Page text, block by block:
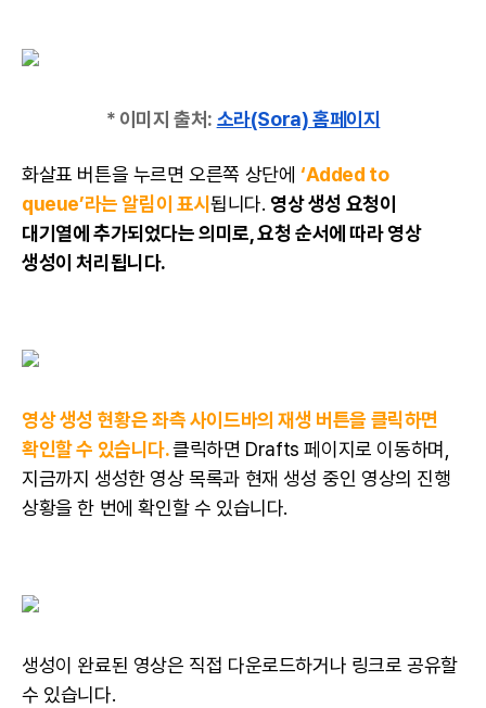
* 이미지 출처: 소라(Sora) 홈페이지
화살표 버튼을 누르면 오른쪽 상단에 ‘Added to
queue’라는 알림이 표시됩니다. 영상 생성 요청이
대기열에 추가되었다는 의미로, 요청 순서에 따라 영상
생성이 처리됩니다.
영상 생성 현황은 좌측 사이드바의 재생 버튼을 클릭하면
확인할 수 있습니다.클릭하면 Drafts 페이지로 이동하며,
지금까지 생성한 영상 목록과 현재 생성 중인 영상의 진행
상황을 한 번에 확인할 수 있습니다.
생성이 완료된 영상은 직접 다운로드하거나 링크로 공유할
수 있습니다.